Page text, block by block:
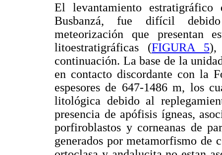
El levantamiento
Busbanzá, fue difícil
meteorización que presentan
litoestratigráficas (FIGURA 5),
continuación. La base de la
en contacto discordante con la
espesores de 647-1486 m, los
litológica debido al
presencia de apófisis ígneas,
porfiroblastos y corneanas de
generados por metamorfismo de